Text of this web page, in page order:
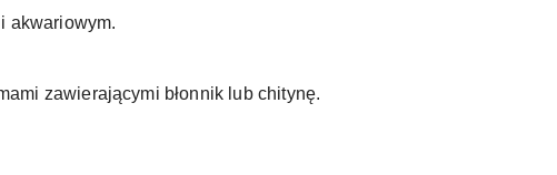
akwariowym.
zawierającymi błonnik lub chitynę.